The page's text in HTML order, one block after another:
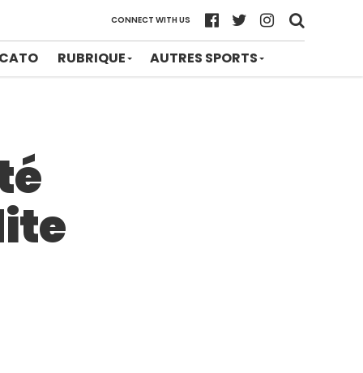
CONNECT WITH US
RUBRIQUE AUTRES SPORTS